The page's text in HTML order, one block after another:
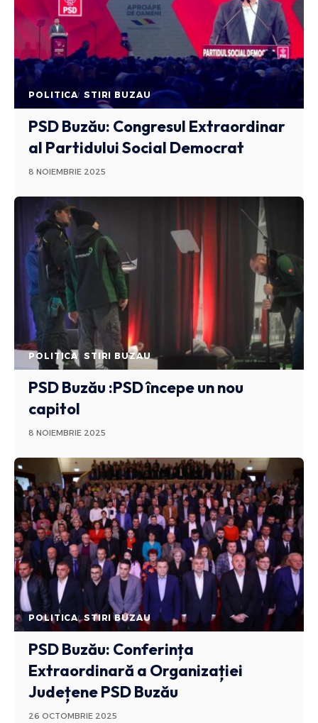
POLITICA STIRI BUZAU
PSD Buzău: Congresul Extraordinar
al Partidului Social Democrat
8 NOIEMBRIE 2025
POLITICA STIRI BUZAU
PSD Buzău :PSD începe un nou
capitol
8 NOIEMBRIE 2025
POLITICA STIRI BUZAU
PSD Buzău: Conferința
Extraordinară a Organizației
Județene PSD Buzău
26 OCTOMBRIE 2025